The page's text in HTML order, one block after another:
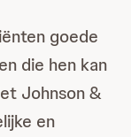
goede
die hen kan
Johnson &
en